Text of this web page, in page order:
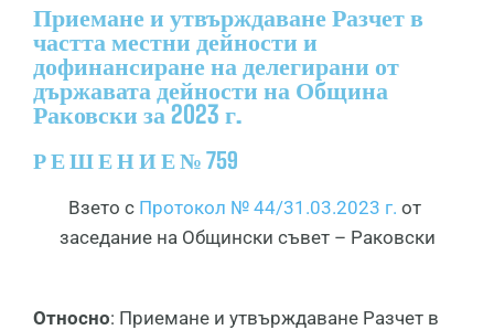
Приемане и утвърждаване Разчет в
частта местни дейности и
дофинансиране на делегирани от
държавата дейности на Община
Раковски за 2023 г.
Р Е Ш Е Н И Е № 759
Взето с Протокол № 44/31.03.2023 г. от
заседание на Общински съвет – Раковски
Относно: Приемане и утвърждаване Разчет в